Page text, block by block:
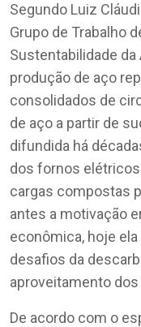
Segundo Luiz
Grupo de Trabalho
Sustentabilidade da
produção de aço
consolidados de
de aço a partir de
difundida há
dos fornos
cargas compostas
antes a motivação
econômica, hoje
desafios da
aproveitamento
De acordo com o